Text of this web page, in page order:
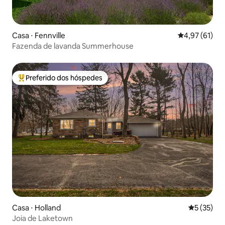
Casa ⋅ Fennville 4,97 de uma
4,97 (61)
Fazenda de lavanda Summerhouse
Entre os melhores preferidos dos hóspedes
Preferido dos hóspedes
Casa ⋅ Holland 5 de uma
5 (35)
Joia de Laketown